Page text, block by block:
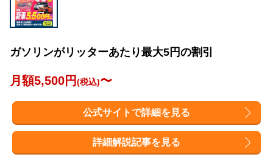
ガソリンがリッターあたり最大5円の割引
月額5,500円(税込)〜
公式サイトで詳細を見る
詳細解説記事を見る